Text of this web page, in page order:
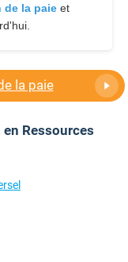
de la paie et
la paie
Ressources